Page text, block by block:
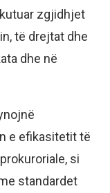
zgjidhjet
të drejtat dhe
dhe në
e efikasitetit të
si
standardet